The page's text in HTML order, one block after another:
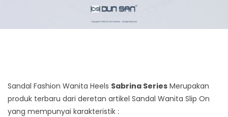
Sandal Fashion Wanita Heels Sabrina Series Merupakan
produk terbaru dari deretan artikel Sandal Wanita Slip On
yang mempunyai karakteristik :